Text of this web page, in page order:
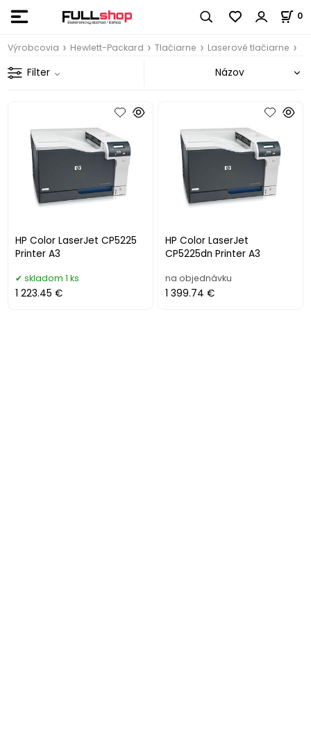
0
Výrobcovia Hewlett-Packard Tlačiarne Laserové tlačiarne
Filter
HP Color LaserJet CP5225
Printer A3
skladom 1 ks
1 223.45 €
HP Color LaserJet
CP5225dn Printer A3
na objednávku
1 399.74 €